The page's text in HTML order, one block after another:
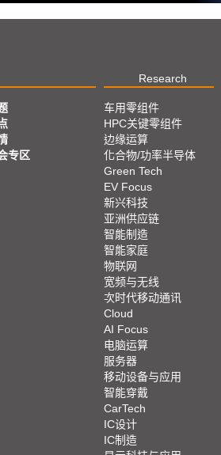
Research
专区
车用零组件
HPC关键零组件
边缘运算
化合物/功率半导体
Green Tech
EV Focus
新兴科技
亚洲供应链
智能制造
智能家庭
物联网
宽频与无线
次时代移动通讯
Cloud
AI Focus
电脑运算
服务器
移动设备与应用
智能穿戴
CarTech
IC设计
IC制造